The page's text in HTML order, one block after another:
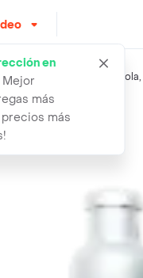
en
Mejor
más
más
,Baggio BC La Campagnola,